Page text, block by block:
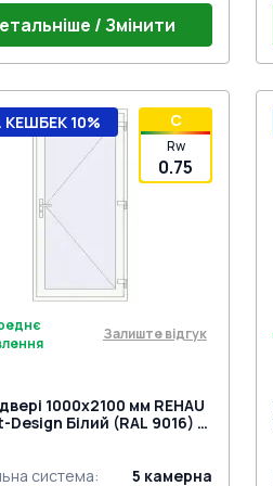
/ Змінити
24mm (E60)
гарнітур VICTORY MEDOS
петля Європа MEDOS
біла (E60;BrD)
на три точки (SECURY) під
ручку
C
Rw
0.75
КЕШБЕК 10%
Залиште відгук
1000x2100 мм REHAU
Білий (RAL 9016) з
система: 5 камерна